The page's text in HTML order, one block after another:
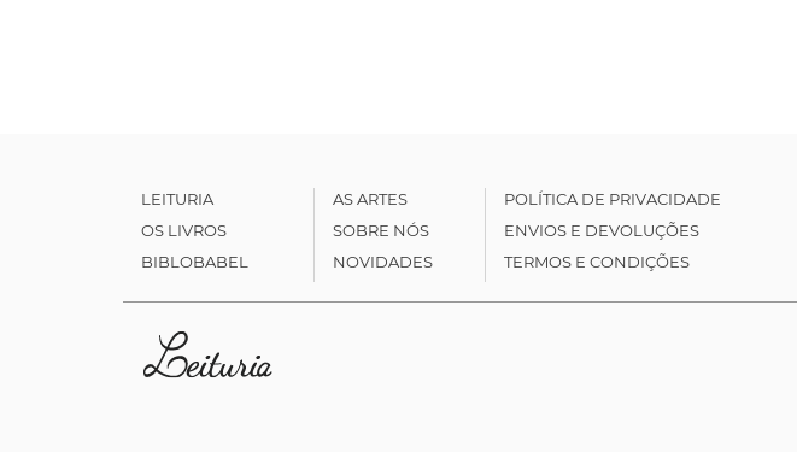
LEITURIA
OS LIVROS
BIBLOBABEL
AS ARTES
SOBRE NÓS
NOVIDADES
POLÍTICA DE PRIVACIDADE
ENVIOS E DEVOLUÇÕES
TERMOS E CONDIÇÕES